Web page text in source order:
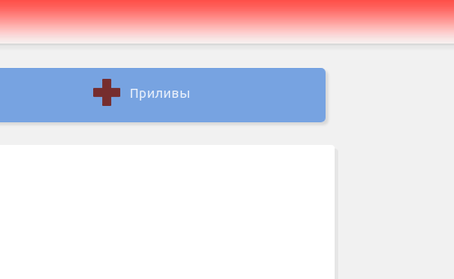
Приливы